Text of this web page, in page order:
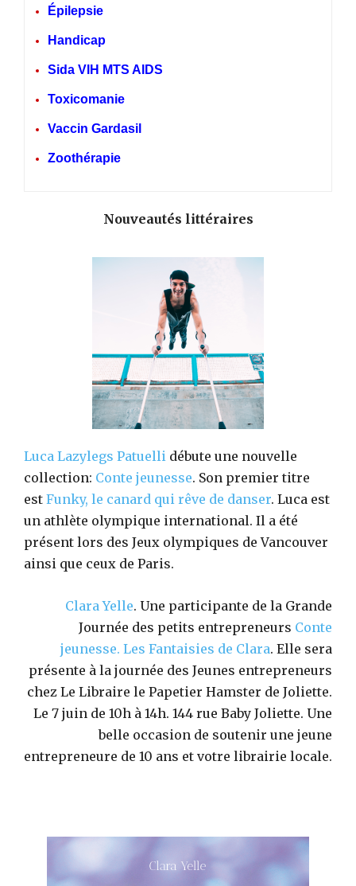
Épilepsie
Handicap
Sida VIH MTS AIDS
Toxicomanie
Vaccin Gardasil
Zoothérapie
Nouveautés littéraires
Luca Lazylegs Patuelli débute une nouvelle
collection: Conte jeunesse. Son premier titre
est Funky, le canard qui rêve de danser. Luca est
un athlète olympique international. Il a été
présent lors des Jeux olympiques de Vancouver
ainsi que ceux de Paris.
Clara Yelle. Une participante de la Grande
Journée des petits entrepreneurs Conte
jeunesse. Les Fantaisies de Clara. Elle sera
présente à la journée des Jeunes entrepreneurs
chez Le Libraire le Papetier Hamster de Joliette.
Le 7 juin de 10h à 14h. 144 rue Baby Joliette. Une
belle occasion de soutenir une jeune
entrepreneure de 10 ans et votre librairie locale.